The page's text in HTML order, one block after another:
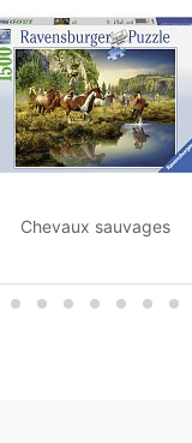
Chevaux sauvages